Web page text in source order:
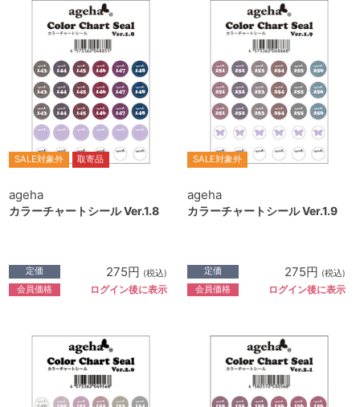
SALE対象外 取寄品
ageha
カラーチャートシール Ver.1.8
定価 275円 (税込)
会員価格 ログイン後に表示
SALE対象外
ageha
カラーチャートシール Ver.1.9
定価 275円 (税込)
会員価格 ログイン後に表示